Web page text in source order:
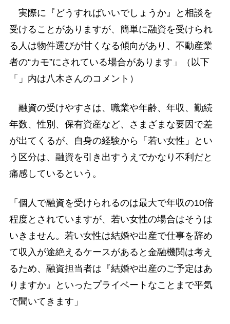
実際に『どうすればいいでしょうか』と相談を
受けることがありますが、簡単に融資を受けられ
る人は物件選びが甘くなる傾向があり、不動産業
者の“カモ”にされている場合があります」（以下
「」内は八木さんのコメント）
融資の受けやすさは、職業や年齢、年収、勤続
年数、性別、保有資産など、さまざまな要因で差
が出てくるが、自身の経験から「若い女性」とい
う区分は、融資を引き出すうえでかなり不利だと
痛感しているという。
「個人で融資を受けられるのは最大で年収の10倍
程度とされていますが、若い女性の場合はそうは
いきません。若い女性は結婚や出産で仕事を辞め
て収入が途絶えるケースがあると金融機関は考え
るため、融資担当者は『結婚や出産のご予定はあ
りますか』といったプライベートなことまで平気
で聞いてきます」